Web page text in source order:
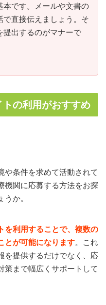
本です。メールや文書の
直接伝えましょう。そ
提出するのがマナーで
の利用がおすすめ
や条件を求めて活動されて
機関に応募する方法をお探
か。
を利用することで、複数の
とが可能になります。これ
を提供するだけでなく、応
策まで幅広くサポートして